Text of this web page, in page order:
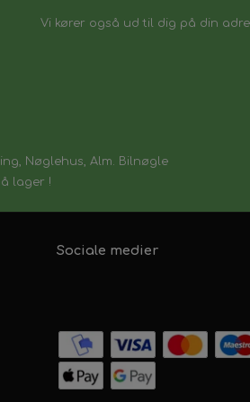
Vi kører også ud til dig på din
Nøglehus, Alm. Bilnøgle
lager !
Sociale medier